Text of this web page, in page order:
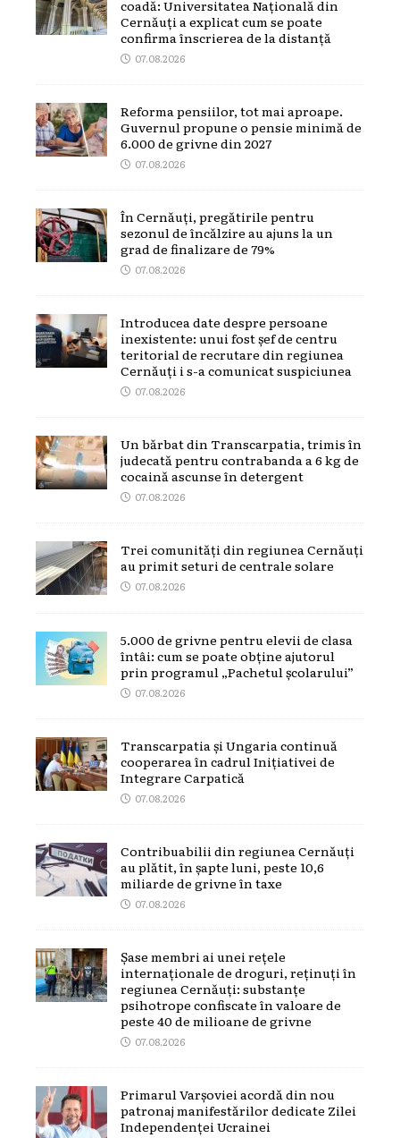
coadă: Universitatea Națională din
Cernăuți a explicat cum se poate
confirma înscrierea de la distanță
07.08.2026
Reforma pensiilor, tot mai aproape.
Guvernul propune o pensie minimă de
6.000 de grivne din 2027
07.08.2026
În Cernăuți, pregătirile pentru
sezonul de încălzire au ajuns la un
grad de finalizare de 79%
07.08.2026
Introducea date despre persoane
inexistente: unui fost șef de centru
teritorial de recrutare din regiunea
Cernăuți i s-a comunicat suspiciunea
07.08.2026
Un bărbat din Transcarpatia, trimis în
judecată pentru contrabanda a 6 kg de
cocaină ascunse în detergent
07.08.2026
Trei comunități din regiunea Cernăuți
au primit seturi de centrale solare
07.08.2026
5.000 de grivne pentru elevii de clasa
întâi: cum se poate obține ajutorul
prin programul „Pachetul școlarului”
07.08.2026
Transcarpatia și Ungaria continuă
cooperarea în cadrul Inițiativei de
Integrare Carpatică
07.08.2026
Contribuabilii din regiunea Cernăuți
au plătit, în șapte luni, peste 10,6
miliarde de grivne în taxe
07.08.2026
Șase membri ai unei rețele
internaționale de droguri, reținuți în
regiunea Cernăuți: substanțe
psihotrope confiscate în valoare de
peste 40 de milioane de grivne
07.08.2026
Primarul Varșoviei acordă din nou
patronaj manifestărilor dedicate Zilei
Independenței Ucrainei